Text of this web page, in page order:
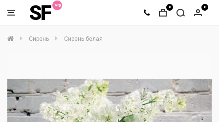
SF 0 0
Сирень Сирень белая